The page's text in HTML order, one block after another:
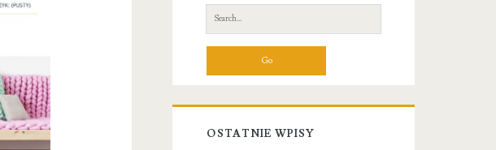
Sidebar
Search
for:
OSTATNIE WPISY